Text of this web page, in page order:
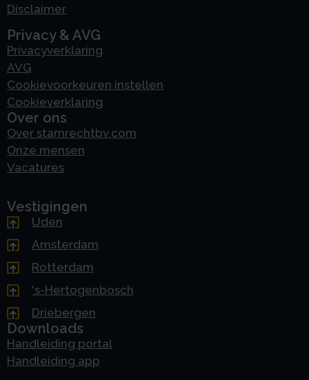
Disclaimer
Privacy & AVG
Privacyverklaring
AVG
Cookievoorkeuren instellen
Cookieverklaring
Over ons
Over stamrechtbv.com
Onze mensen
Vacatures
Vestigingen
Uden
Amsterdam
Rotterdam
's-Hertogenbosch
Driebergen
Downloads
Handleiding portal
Handleiding app